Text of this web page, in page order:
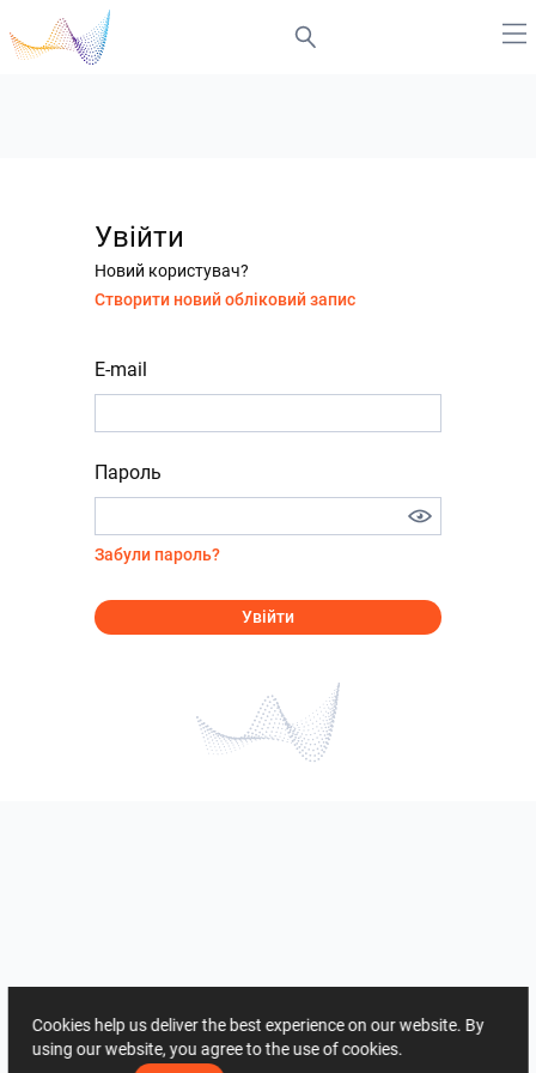
Увійти
Новий користувач?
Створити новий обліковий запис
E-mail
Пароль
Забули пароль?
Увійти
Cookies help us deliver the best experience on our website. By
using our website, you agree to the use of cookies.